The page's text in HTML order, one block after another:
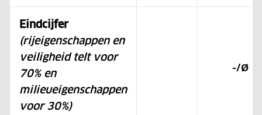
Eindcijfer
(rijeigenschappen en
veiligheid telt voor
70% en
milieueigenschappen
voor 30%)
-/Ø